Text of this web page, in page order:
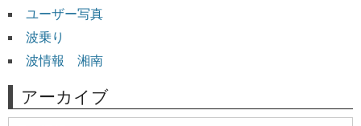
ユーザー写真
波乗り
波情報 湘南
アーカイブ